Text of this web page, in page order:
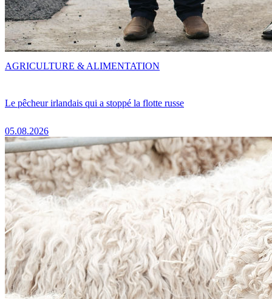
Le pêcheur irlandais qui a stoppé la flotte russe
05.08.2026
AGRICULTURE & ALIMENTATION